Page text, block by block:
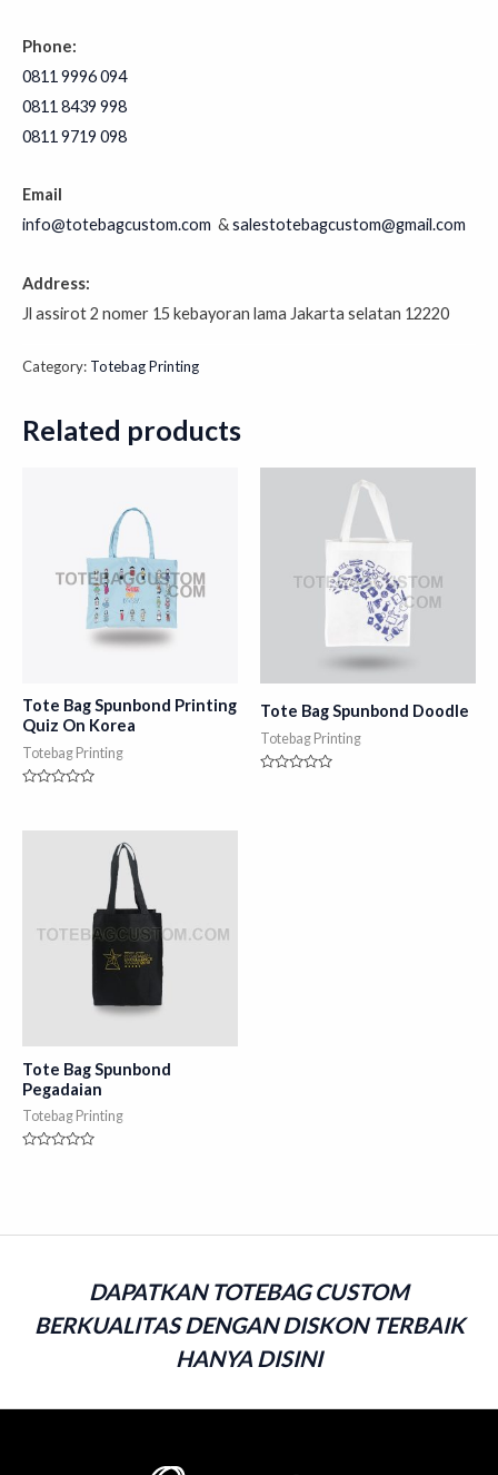
Phone:
0811 9996 094
0811 8439 998⁣⁣⁣⁣⁣⁣⁣⁣⁣⁣⁣⁣⁣⁣⁣⁣⁣⁣⁣⁣⁣⁣⁣⁣⁣⁣⁣⁣⁣⁣⁣
0811 9719 098⁣⁣⁣⁣⁣⁣⁣⁣⁣⁣⁣⁣⁣⁣⁣⁣⁣⁣⁣⁣⁣⁣⁣⁣⁣⁣
Email
info@totebagcustom.com &salestotebagcustom@gmail.com
Address:
Jl assirot 2 nomer 15 kebayoran lama Jakarta selatan 12220
Category: Totebag Printing
Related products
Tote Bag Spunbond Printing
Quiz On Korea
Totebag Printing
Tote Bag Spunbond Doodle
Totebag Printing
Tote Bag Spunbond
Pegadaian
Totebag Printing
DAPATKAN TOTEBAG CUSTOM
BERKUALITAS DENGAN DISKON TERBAIK
HANYA DISINI